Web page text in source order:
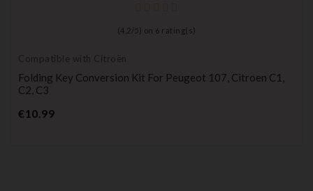
(4,2 / 5) on 6 rating(s)
Compatible with Citroën
Folding Key Conversion Kit For Peugeot 107, Citroen C1,
C2, C3
€10.99Price